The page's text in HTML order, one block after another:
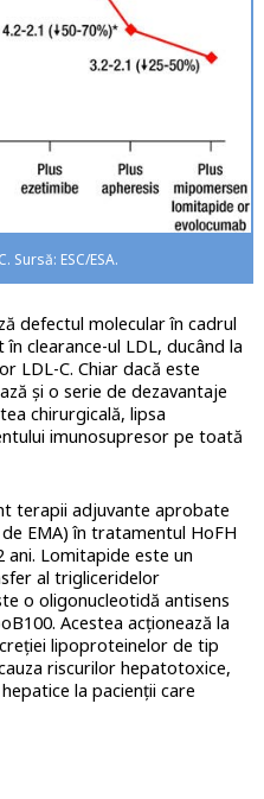
Sursă: ESC/ESA.
defectul molecular în cadrul
clearance-ul LDL, ducând la
LDL-C. Chiar dacă este
și o serie de dezavantaje
chirurgicală, lipsa
imunosupresor pe toată
terapii adjuvante aprobate
EMA) în tratamentul HoFH
ani. Lomitapide este un
al trigliceridelor
o oligonucleotidă antisens
Acestea acționează la
lipoproteinelor de tip
riscurilor hepatotoxice,
la pacienții care